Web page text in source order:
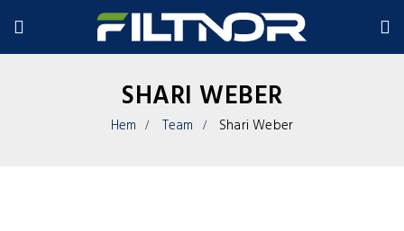
SHARI WEBER
Hem Team Shari Weber